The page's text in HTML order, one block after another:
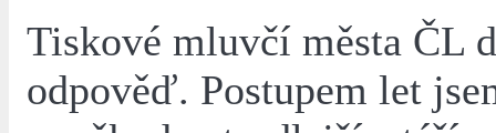
Tiskové mluvčí města ČL
odpověď. Postupem let